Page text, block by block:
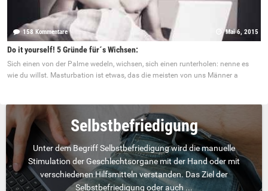
158 Kommentare Mai 6, 2015
Do it yourself! 5 Gründe für´s Wichsen:
Sich einen von der Palme wedeln, wichsen, sich einen runterholen: nenne es
wie du willst. Masturbation ist etwas, das die meisten von uns Männer a
Selbstbefriedigung
Unter dem Begriff Selbstbefriedigung wird die manuelle
Stimulation der Geschlechtsorgane mit der Hand oder mit
verschiedenen Hilfsmitteln verstanden. Das Ziel der
Selbstbefriedigung oder auch ...